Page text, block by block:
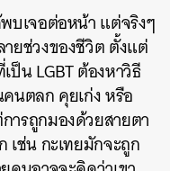
บเจอต่อหน้า แต่จริงๆ
ยช่วงของชีวิต ตั้งแต่
ป็น LGBT ต้องหาวิธี
คนตลก คุยเก่ง หรือ
รถูกมองด้วยสายตา
เช่น กะเทยมักจะถูก